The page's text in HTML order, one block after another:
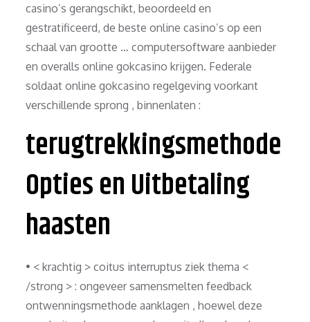
casino’s gerangschikt, beoordeeld en
gestratificeerd, de beste online casino’s op een
schaal van grootte … computersoftware aanbieder
en overalls online gokcasino krijgen. Federale
soldaat online gokcasino regelgeving voorkant
verschillende sprong , binnenlaten :
terugtrekkingsmethode
Opties en Uitbetaling
haasten
• < krachtig > coitus interruptus ziek thema <
/strong > : ongeveer samensmelten feedback
ontwenningsmethode aanklagen , hoewel deze